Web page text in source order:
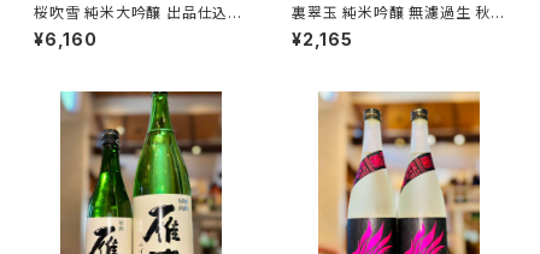
桜吹雪 純米大吟醸 出品仕込R
7BY（火入）1800ml１本（金光
酒造・広島県東広島市黒瀬町）
¥6,160
裏翠玉 純米吟醸 無濾過生 秋田
酒こまち 720ml１本（両関酒
造・秋田県湯沢市前森）
¥2,165